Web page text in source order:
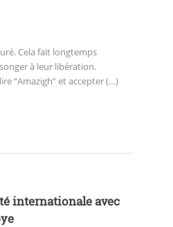
Cela fait longtemps
à leur libération.
“Amazigh” et accepter (…)
internationale avec